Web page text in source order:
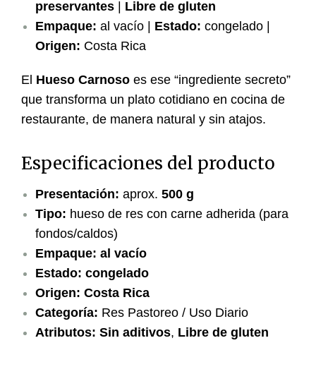
preservantes
Libre de gluten
Empaque: al vacío | Estado: congelado |
Origen: Costa Rica
El Hueso Carnoso es ese “ingrediente secreto”
que transforma un plato cotidiano en cocina de
restaurante, de manera natural y sin atajos.
Especificaciones del producto
Presentación: aprox. 500 g
Tipo: hueso de res con carne adherida (para
fondos/caldos)
Empaque: al vacío
Estado: congelado
Origen: Costa Rica
Categoría: Res Pastoreo / Uso Diario
Atributos: Sin aditivos, Libre de gluten